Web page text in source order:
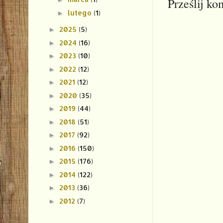
Prześlij
► lutego (1)
► 2025 (5)
► 2024 (16)
► 2023 (10)
► 2022 (12)
► 2021 (12)
► 2020 (35)
► 2019 (44)
► 2018 (51)
► 2017 (92)
► 2016 (150)
► 2015 (176)
► 2014 (122)
► 2013 (36)
► 2012 (7)